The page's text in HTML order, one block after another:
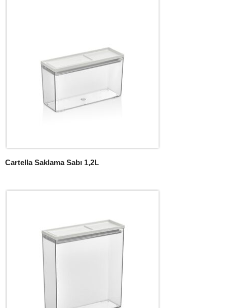
Cartella Saklama Sabı 1,2L